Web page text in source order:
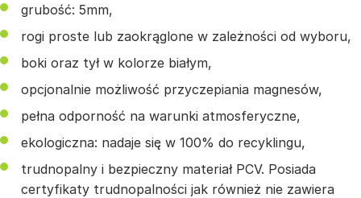
grubość: 5mm,
rogi proste lub zaokrąglone w zależności od wyboru,
boki oraz tył w kolorze białym,
opcjonalnie możliwość przyczepiania magnesów,
pełna odporność na warunki atmosferyczne,
ekologiczna: nadaje się w 100% do recyklingu,
trudnopalny i bezpieczny materiał PCV. Posiada
certyfikaty trudnopalności jak również nie zawiera